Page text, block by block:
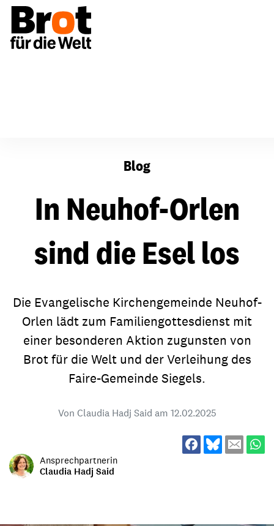
Blog
In Neuhof-Orlen
sind die Esel los
Die Evangelische Kirchengemeinde Neuhof-
Orlen lädt zum Familiengottesdienst mit
einer besonderen Aktion zugunsten von
Brot für die Welt und der Verleihung des
Faire-Gemeinde Siegels.
Von Claudia Hadj Said am 12.02.2025
Ansprechpartnerin
Claudia Hadj Said